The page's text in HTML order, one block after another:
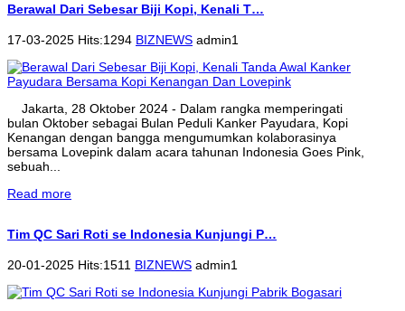
Berawal Dari Sebesar Biji Kopi, Kenali T…
17-03-2025 Hits:1294 BIZNEWS admin1
Jakarta, 28 Oktober 2024 - Dalam rangka memperingati
bulan Oktober sebagai Bulan Peduli Kanker Payudara, Kopi
Kenangan dengan bangga mengumumkan kolaborasinya
bersama Lovepink dalam acara tahunan Indonesia Goes Pink,
sebuah...
Read more
Tim QC Sari Roti se Indonesia Kunjungi P…
20-01-2025 Hits:1511 BIZNEWS admin1